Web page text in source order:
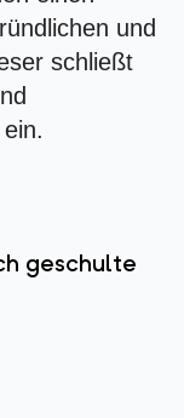
und
schließt
geschulte